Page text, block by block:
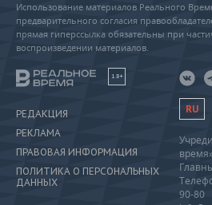
Использование материалов Реального
предварительного согласия
прямая гиперссылка обязательны при
воспроизведении материалов.
18+
РЕДАКЦИЯ
РЕКЛАМА
ПРАВОВАЯ ИНФОРМАЦИЯ
ПОЛИТИКА О ПЕРСОНАЛЬНЫХ
ДАННЫХ
RU
90-80